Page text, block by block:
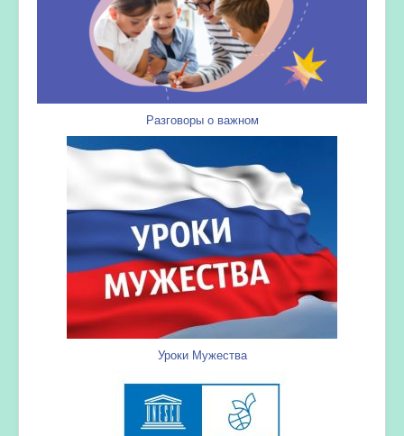
Разговоры о важном
Уроки Мужества